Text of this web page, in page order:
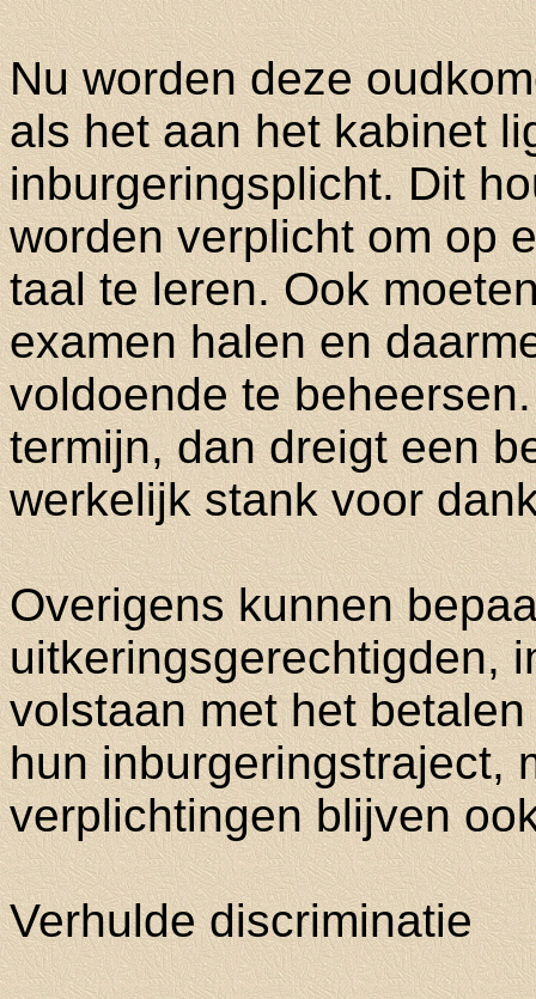
Nu worden deze
als het aan het kabinet
inburgeringsplicht. Dit
worden verplicht om op
taal te leren. Ook
examen halen en
voldoende te
termijn, dan dreigt een
werkelijk stank voor
Overigens kunnen
uitkeringsgerechtigden,
volstaan met het
hun inburgeringstraject,
verplichtingen blijven
Verhulde discriminatie